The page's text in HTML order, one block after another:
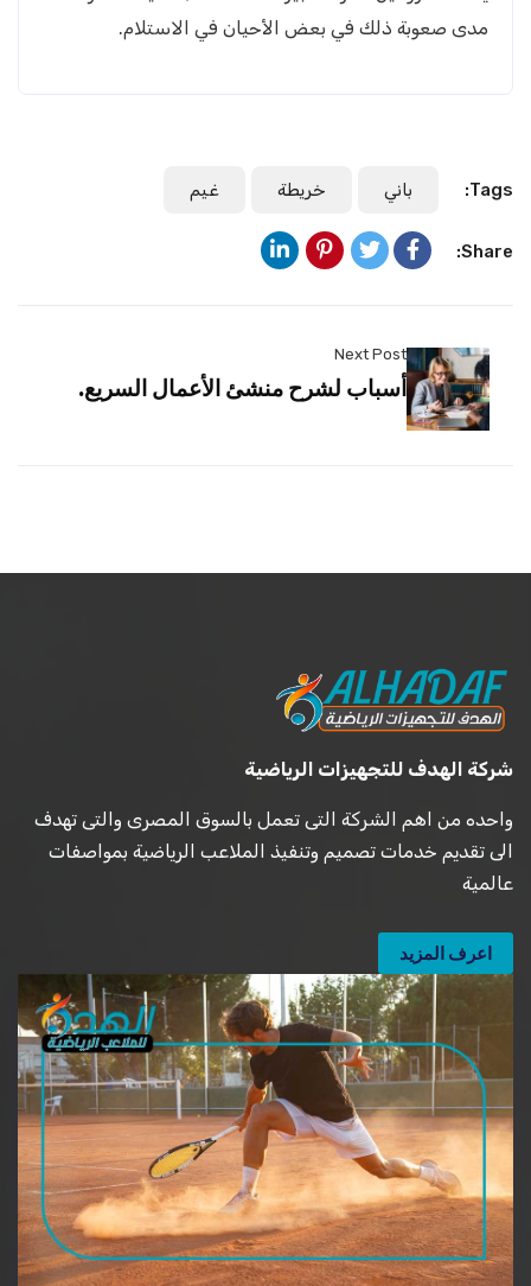
مدى صعوبة ذلك في بعض الأحيان في الاستلام.
Tags: باني خريطة غيم
Share:
Next Post
أسباب لشرح منشئ الأعمال السريع.
شركة الهدف للتجهيزات الرياضية
واحده من اهم الشركة التى تعمل بالسوق المصرى والتى تهدف
الى تقديم خدمات تصميم وتنفيذ الملاعب الرياضية بمواصفات
عالمية
اعرف المزيد